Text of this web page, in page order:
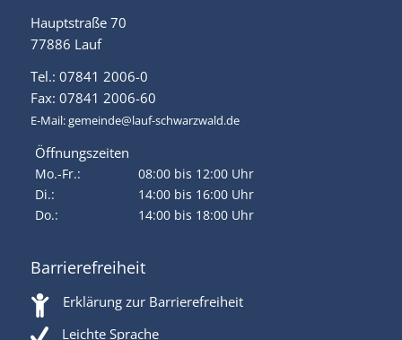
Hauptstraße 70
77886 Lauf
Tel.: 07841 2006-0
Fax: 07841 2006-60
E-Mail:gemeinde@lauf-schwarzwald.de
Öffnungszeiten
Mo.-Fr.:
08:00 bis 12:00 Uhr
Di.:
14:00 bis 16:00 Uhr
Do.:
14:00 bis 18:00 Uhr
Barrierefreiheit
Erklärung zur Barrierefreiheit
Leichte Sprache